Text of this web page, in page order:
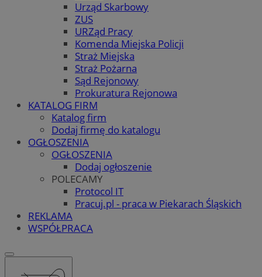
Urząd Skarbowy
ZUS
URZąd Pracy
Komenda Miejska Policji
Straż Miejska
Straż Pożarna
Sąd Rejonowy
Prokuratura Rejonowa
KATALOG FIRM
Katalog firm
Dodaj firmę do katalogu
OGŁOSZENIA
OGŁOSZENIA
Dodaj ogłoszenie
POLECAMY
Protocol IT
Pracuj.pl - praca w Piekarach Śląskich
REKLAMA
WSPÓŁPRACA